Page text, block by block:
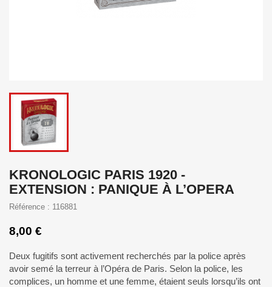
KRONOLOGIC PARIS 1920 -
EXTENSION : PANIQUE À L’OPERA
Référence : 116881
8,00 €
Deux fugitifs sont activement recherchés par la police après
avoir semé la terreur à l’Opéra de Paris. Selon la police, les
complices, un homme et une femme, étaient seuls lorsqu’ils ont